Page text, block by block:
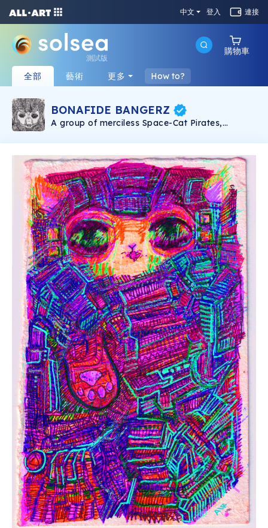
中文 登入 連接
測試版
購物車
全部 藝術 更多 How to?
BONAFIDE BANGERZ
A group of merciless Space-Cat Pirates,
second official digital art collection from